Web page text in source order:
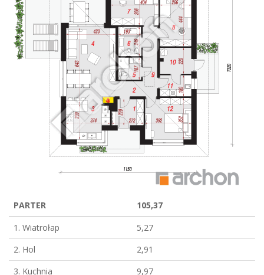
PARTER
105,37
1. Wiatrołap
5,27
2. Hol
2,91
3. Kuchnia
9,97